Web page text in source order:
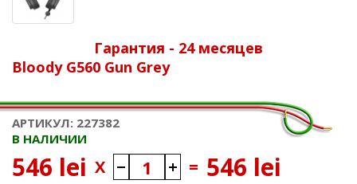
Гарантия - 24 месяцев
Bloody G560 Gun Grey
АРТИКУЛ: 227382
В НАЛИЧИИ
546 lei X = 546 lei